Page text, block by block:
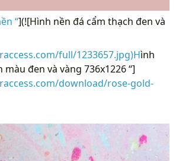
“](![Hình nền đá cẩm thạch đen và
full/1233657.jpg)Hình
đen và vàng 736x1226 “]
download/rose-gold-